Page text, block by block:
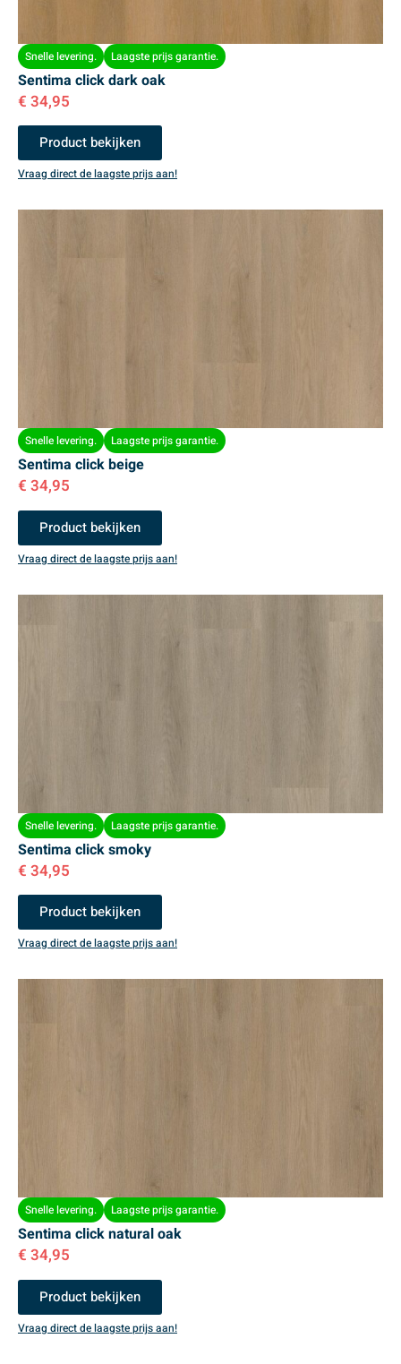
Snelle levering. Laagste prijs garantie.
Sentima click dark oak
€ 34,95
Product bekijken
Vraag direct de laagste prijs aan!
Snelle levering. Laagste prijs garantie.
Sentima click beige
€ 34,95
Product bekijken
Vraag direct de laagste prijs aan!
Snelle levering. Laagste prijs garantie.
Sentima click smoky
€ 34,95
Product bekijken
Vraag direct de laagste prijs aan!
Snelle levering. Laagste prijs garantie.
Sentima click natural oak
€ 34,95
Product bekijken
Vraag direct de laagste prijs aan!